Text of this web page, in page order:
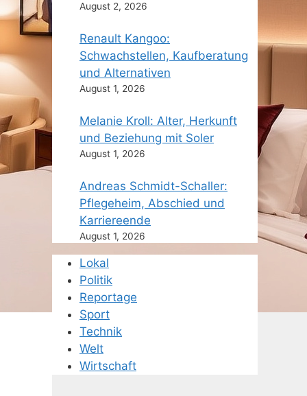
August 2, 2026
Renault Kangoo:
Schwachstellen, Kaufberatung
und Alternativen
August 1, 2026
Melanie Kroll: Alter, Herkunft
und Beziehung mit Soler
August 1, 2026
Andreas Schmidt-Schaller:
Pflegeheim, Abschied und
Karriereende
August 1, 2026
Lokal
Politik
Reportage
Sport
Technik
Welt
Wirtschaft